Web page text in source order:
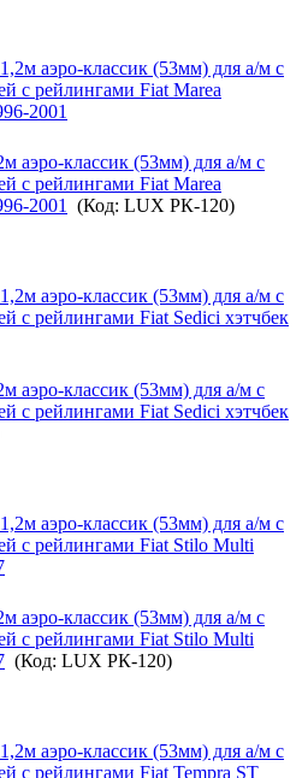
аэро-классик (53мм) для а/м с
с рейлингами Fiat Marea
2001
(Код: LUX РК-120)
аэро-классик (53мм) для а/м с
с рейлингами Fiat Sedici хэтчбек
аэро-классик (53мм) для а/м с
с рейлингами Fiat Stilo Multi
(Код: LUX РК-120)